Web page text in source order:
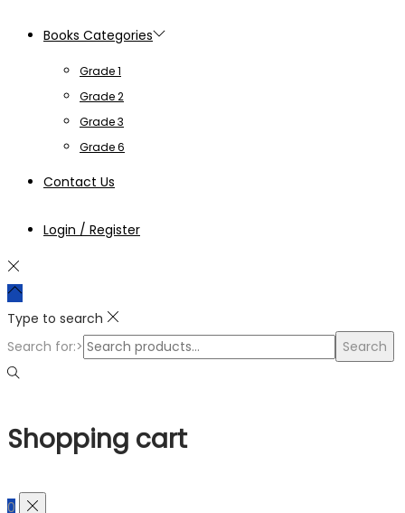
Books Categories
Grade 1
Grade 2
Grade 3
Grade 6
Contact Us
Login / Register
Type to search
Search for:>
Search
Shopping cart
0